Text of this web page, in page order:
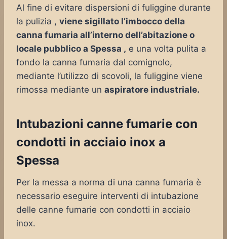
Al fine di evitare dispersioni di fuliggine durante
la pulizia , viene sigillato l’imbocco della
canna fumaria all’interno dell’abitazione o
locale pubblico a Spessa , e una volta pulita a
fondo la canna fumaria dal comignolo,
mediante l’utilizzo di scovoli, la fuliggine viene
rimossa mediante un aspiratore industriale.
Intubazioni canne fumarie con
condotti in acciaio inox a
Spessa
Per la messa a norma di una canna fumaria è
necessario eseguire interventi di intubazione
delle canne fumarie con condotti in acciaio
inox.